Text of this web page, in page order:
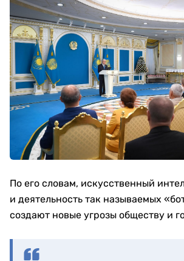
По его словам, искусственный
и деятельность так называемых
создают новые угрозы обществу и